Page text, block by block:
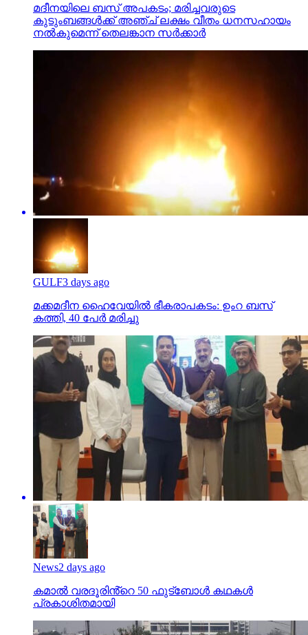
മദീനയിലെ ബസ് അപകടം; മരിച്ചവരുടെ
കുടുംബങ്ങള്‍ക്ക് അഞ്ച് ലക്ഷം വീതം ധനസഹായം
നല്‍കുമെന്ന് തെലങ്കാന സര്‍ക്കാര്‍
GULF3 days ago
മക്കമദീന ഹൈവേയില്‍ ഭീകരാപകടം: ഉംറ ബസ്
കത്തി, 40 പേര്‍ മരിച്ചു
News2 days ago
കമാൽ വരദൂരിൻ്റെ 50 ഫുട്ബോൾ കഥകൾ
പ്രകാശിതമായി